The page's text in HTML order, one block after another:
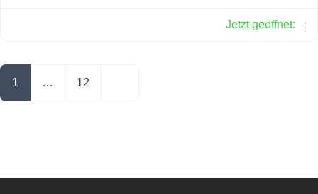
Jetzt geöffnet:
Posts navigation
1 … 12